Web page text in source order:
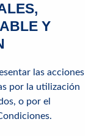
Y
las acciones
por la utilización
o por el